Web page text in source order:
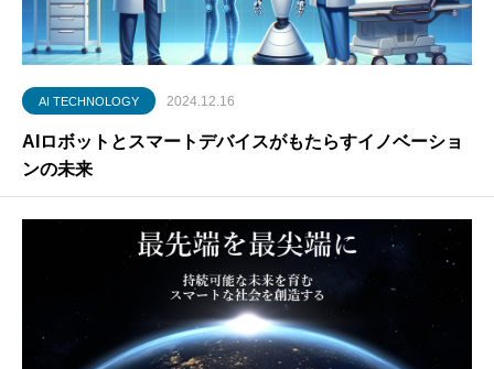
AI TECHNOLOGY 2024.12.16
AIロボットとスマートデバイスがもたらすイノベーショ
ンの未来